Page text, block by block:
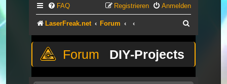
FAQ Anmelden
Registrieren
LaserFreak.net Forum
DIY-Projects